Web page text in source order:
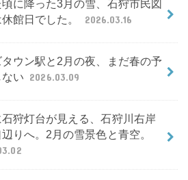
に降った3月の雪、石狩市民図
館日でした。
2026.03.16
タウン駅と2月の夜、まだ春の予
い 2026.03.09
石狩灯台が見える、石狩川右岸
りへ。2月の雪景色と青空。